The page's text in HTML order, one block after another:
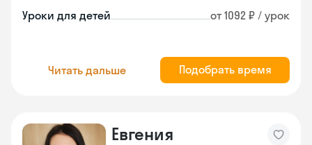
Уроки для детей от 1092 ₽ / урок
Читать дальше Подобрать время
Евгения